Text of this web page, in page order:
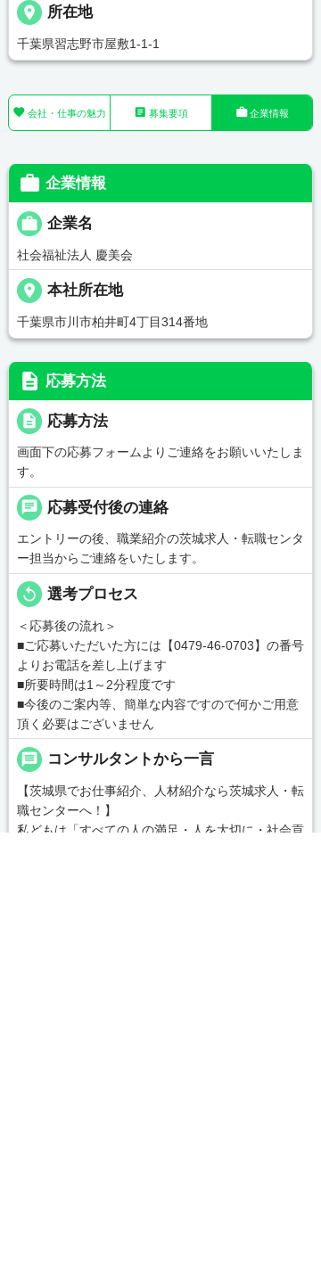
place 所在地
千葉県習志野市屋敷1-1-1
 会社・仕事の魅力  募集要項 企業情報
 企業情報
 企業名
社会福祉法人 慶美会
place 本社所在地
千葉県市川市柏井町4丁目314番地
description 応募方法
description 応募方法
画面下の応募フォームよりご連絡をお願いいたしま
す。
chat 応募受付後の連絡
エントリーの後、職業紹介の茨城求人・転職センタ
ー担当からご連絡をいたします。
replay 選考プロセス
＜応募後の流れ＞
■ご応募いただいた方には【0479-46-0703】の番号
よりお電話を差し上げます
■所要時間は1～2分程度です
■今後のご案内等、簡単な内容ですので何かご用意
頂く必要はございません
message コンサルタントから一言
【茨城県でお仕事紹介、人材紹介なら茨城求人・転
職センターへ！】
私どもは「すべての人の満足・人を大切に・社会貢